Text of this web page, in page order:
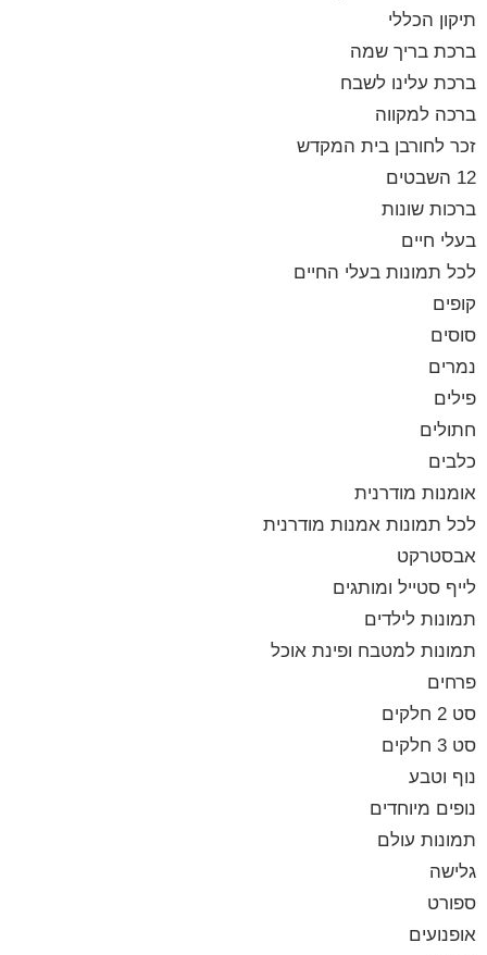
תיקון הכללי
ברכת בריך שמה
ברכת עלינו לשבח
ברכה למקווה
זכר לחורבן בית המקדש
12 השבטים
ברכות שונות
בעלי חיים
לכל תמונות בעלי החיים
קופים
סוסים
נמרים
פילים
חתולים
כלבים
אומנות מודרנית
לכל תמונות אמנות מודרנית
אבסטרקט
לייף סטייל ומותגים
תמונות לילדים
תמונות למטבח ופינת אוכל
פרחים
סט 2 חלקים
סט 3 חלקים
נוף וטבע
נופים מיוחדים
תמונות עולם
גלישה
ספורט
אופנועים